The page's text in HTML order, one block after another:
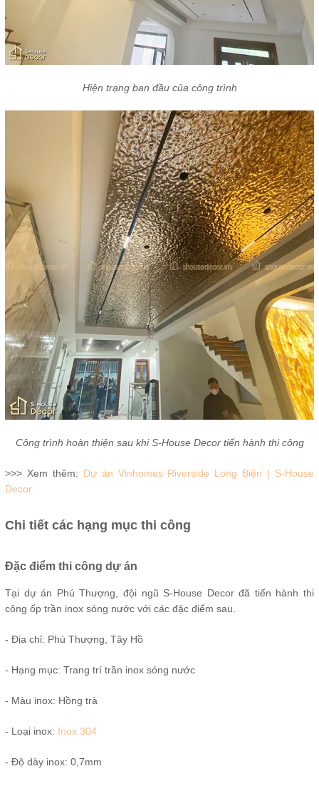
Hiện trạng ban đầu của công trình
Công trình hoàn thiện sau khi S-House Decor tiến hành thi công
>>> Xem thêm: Dự án Vinhomes Riverside Long Biên | S-House
Decor
Chi tiết các hạng mục thi công
Đặc điểm thi công dự án
Tại dự án Phú Thượng, đội ngũ S-House Decor đã tiến hành thi
công ốp trần inox sóng nước với các đặc điểm sau.
- Địa chỉ: Phú Thượng, Tây Hồ
- Hạng mục: Trang trí trần inox sóng nước
- Màu inox: Hồng trà
- Loại inox: Inox 304
- Độ dày inox: 0,7mm